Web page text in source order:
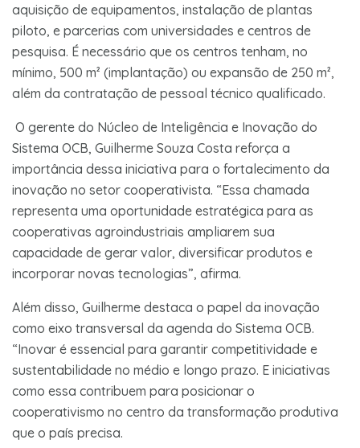
aquisição de equipamentos, instalação de plantas
piloto, e parcerias com universidades e centros de
pesquisa. É necessário que os centros tenham, no
mínimo, 500 m² (implantação) ou expansão de 250 m²,
além da contratação de pessoal técnico qualificado.
O gerente do Núcleo de Inteligência e Inovação do
Sistema OCB, Guilherme Souza Costa reforça a
importância dessa iniciativa para o fortalecimento da
inovação no setor cooperativista. “Essa chamada
representa uma oportunidade estratégica para as
cooperativas agroindustriais ampliarem sua
capacidade de gerar valor, diversificar produtos e
incorporar novas tecnologias”, afirma.
Além disso, Guilherme destaca o papel da inovação
como eixo transversal da agenda do Sistema OCB.
“Inovar é essencial para garantir competitividade e
sustentabilidade no médio e longo prazo. E iniciativas
como essa contribuem para posicionar o
cooperativismo no centro da transformação produtiva
que o país precisa.